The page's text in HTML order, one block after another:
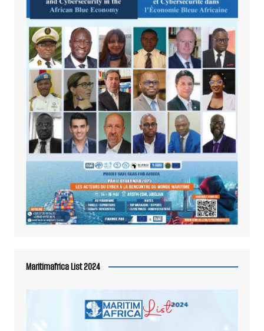
Maritimafrica List 2024